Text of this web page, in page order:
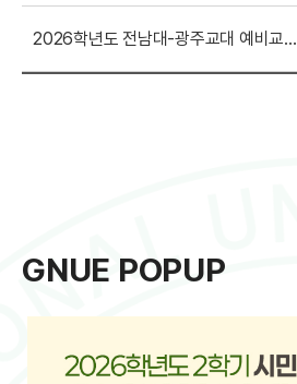
2026학년도 전남대-광주교대 예비교사
GNUE POPUP